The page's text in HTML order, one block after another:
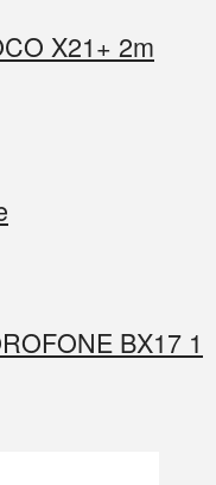
X21+ 2m
BX17 1